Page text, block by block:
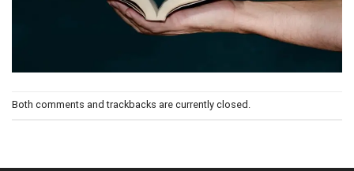
Both comments and trackbacks are currently closed.